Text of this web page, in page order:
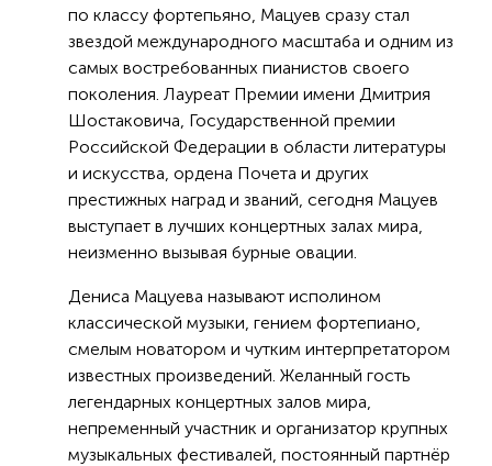
по классу фортепьяно, Мацуев сразу стал
звездой международного масштаба и одним из
самых востребованных пианистов своего
поколения. Лауреат Премии имени Дмитрия
Шостаковича, Государственной премии
Российской Федерации в области литературы
и искусства, ордена Почета и других
престижных наград и званий, сегодня Мацуев
выступает в лучших концертных залах мира,
неизменно вызывая бурные овации.
Дениса Мацуева называют исполином
классической музыки, гением фортепиано,
смелым новатором и чутким интерпретатором
известных произведений. Желанный гость
легендарных концертных залов мира,
непременный участник и организатор крупных
музыкальных фестивалей, постоянный партнёр